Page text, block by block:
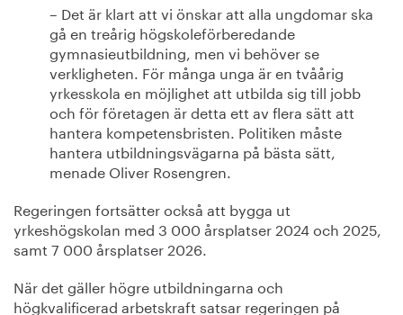
– Det är klart att vi önskar att alla ungdomar ska
gå en treårig högskoleförberedande
gymnasieutbildning, men vi behöver se
verkligheten. För många unga är en tvåårig
yrkesskola en möjlighet att utbilda sig till jobb
och för företagen är detta ett av flera sätt att
hantera kompetensbristen. Politiken måste
hantera utbildningsvägarna på bästa sätt,
menade Oliver Rosengren.
Regeringen fortsätter också att bygga ut
yrkeshögskolan med 3 000 årsplatser 2024 och 2025,
samt 7 000 årsplatser 2026.
När det gäller högre utbildningarna och
högkvalificerad arbetskraft satsar regeringen på